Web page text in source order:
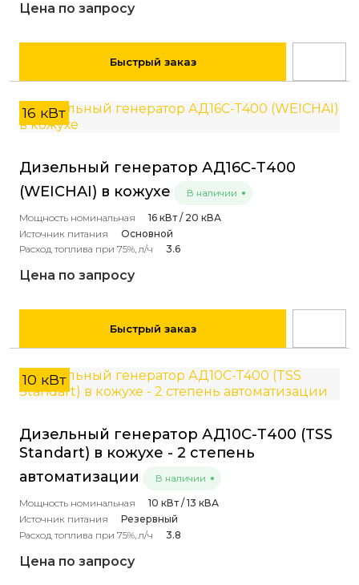
Цена по запросу
Быстрый заказ
16 кВт
Дизельный генератор АД16С-Т400
(WEICHAI) в кожухе
В наличии
Мощность номинальная
16 кВт / 20 кВА
Источник питания
Основной
Расход топлива при 75%, л/ч
3.6
Цена по запросу
Быстрый заказ
10 кВт
Дизельный генератор АД10С-Т400 (TSS
Standart) в кожухе - 2 степень
автоматизации
В наличии
Мощность номинальная
10 кВт / 13 кВА
Источник питания
Резервный
Расход топлива при 75%, л/ч
3.8
Цена по запросу